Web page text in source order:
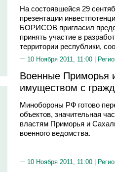
На состоявшейся 29
презентации
БОРИСОВ пригласил
принять участие в
территории республики,
10 Ноября 2011, 11:00 |
Военные Приморья
имуществом с
Минобороны РФ готово
объектов, значительная
властям Приморья и
военного ведомства.
10 Ноября 2011, 11:00 |